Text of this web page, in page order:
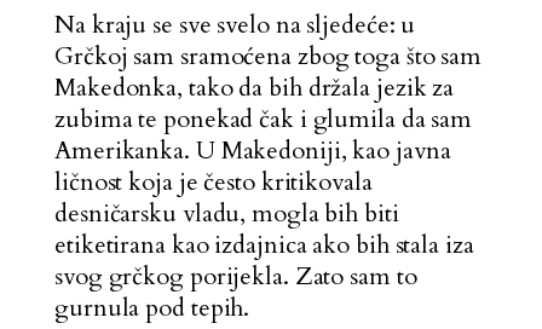
Na kraju se sve svelo na sljedeće: u
Grčkoj sam sramoćena zbog toga što sam
Makedonka, tako da bih držala jezik za
zubima te ponekad čak i glumila da sam
Amerikanka. U Makedoniji, kao javna
ličnost koja je često kritikovala
desničarsku vladu, mogla bih biti
etiketirana kao izdajnica ako bih stala iza
svog grčkog porijekla. Zato sam to
gurnula pod tepih.